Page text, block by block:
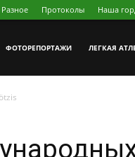
Разное Протоколы Наша
ФОТОРЕПОРТАЖИ ЛЕГКАЯ